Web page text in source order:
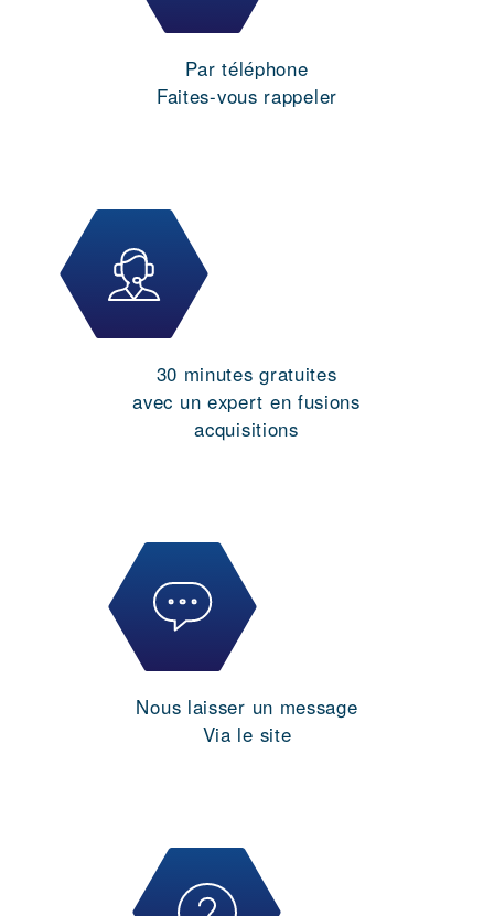
Par téléphone
Faites-vous rappeler
30 minutes gratuites
avec un expert en fusions
acquisitions
Nous laisser un message
Via le site